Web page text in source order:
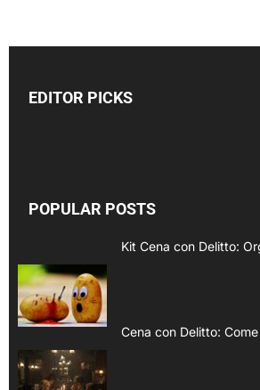
EDITOR PICKS
POPULAR POSTS
Kit Cena con Delitto:
Cena con Delitto: